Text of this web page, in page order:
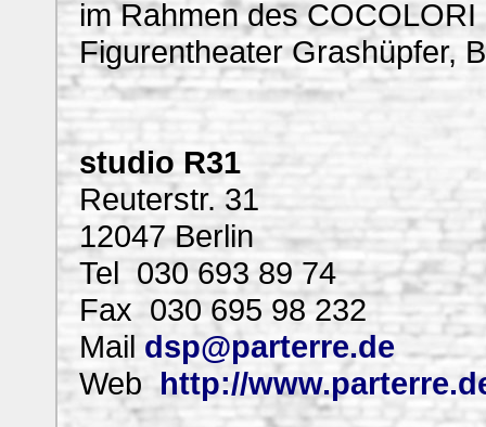
im Rahmen des
Figurentheater Grashüpfer,
studio R31
Reuterstr. 31
12047 Berlin
Tel 030 693 89 74
Fax 030 695 98 232
Mail dsp@parterre.de
Webhttp://